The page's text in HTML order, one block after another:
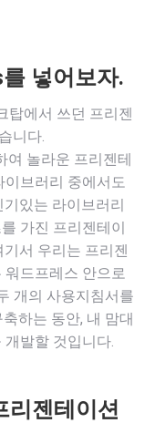
넣어보자.
탑에서 쓰던 프리젠
니다.
여 놀라운 프리젠테
이브러리 중에서도
있는 라이브러리
가진 프리젠테이
서 우리는 프리젠
워드프레스 안으로
개의 사용지침서를
하는 동안, 내 맘대
발할 것입니다.
리젠테이션